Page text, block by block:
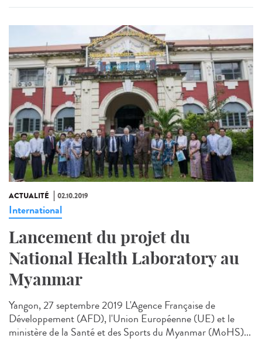
ACTUALITÉ 02.10.2019
International
Lancement du projet du
National Health Laboratory au
Myanmar
Yangon, 27 septembre 2019 L'Agence Française de
Développement (AFD), l'Union Européenne (UE) et le
ministère de la Santé et des Sports du Myanmar (MoHS)...